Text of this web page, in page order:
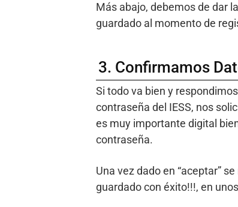
Más abajo, debemos de dar
guardado al momento de
3. Confirmamos
Si todo va bien y
contraseña del IESS, nos
es muy importante digital
contraseña.
Una vez dado en “aceptar”
guardado con éxito!!!, en